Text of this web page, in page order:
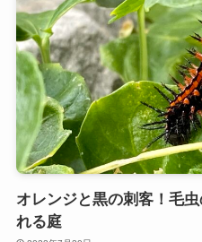
オレンジと黒の刺客！毛
れる庭